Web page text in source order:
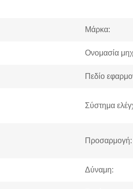
Μάρκα:
Ονομασία
Πεδίο
Σύστημα
Προσαρμογή:
Δύναμη: